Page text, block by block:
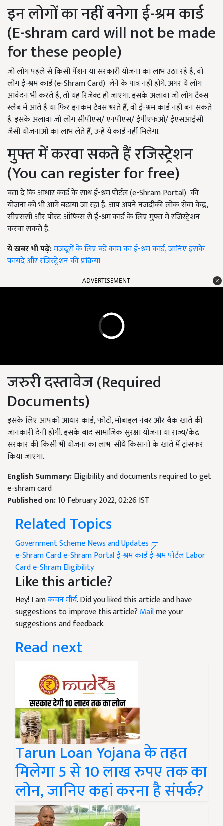
इन लोगों का नहीं बनेगा ई-श्रम कार्ड
(E-shram card will not be made
for these people)
जो लोग पहले से किसी पेंशन या सरकारी योजना का लाभ उठा रहे हैं, वो
लोग ई-श्रम कार्ड (e-Shram Card) लेने के पात्र नहीं होंगे. अगर ये लोग
आवेदन भी करते हैं, तो यह रिजेक्ट हो जाएगा. इसके अलावा जो लोग टैक्स
स्लैब में आते हैं या फिर इनकम टैक्स भरते हैं, वो ई-श्रम कार्ड नहीं बन सकते
हैं. इसके अलावा जो लोग सीपीएस/ एनपीएस/ ईपीएफओ/ ईएसआईसी
जैसी योजनाओं का लाभ लेते हैं, उन्हें ये कार्ड नहीं मिलेगा.
मुफ्त में करवा सकते हैं रजिस्ट्रेशन
(You can register for free)
बता दें कि आधार कार्ड के साथ ई-श्रम पोर्टल (e-Shram Portal) की
योजना को भी आगे बढ़ाया जा रहा है. आप अपने नजदीकी लोक सेवा केंद्र,
सीएससी और पोस्ट ऑफिस से ई-श्रम कार्ड के लिए मुफ्त में रजिस्ट्रेशन
करवा सकते हैं.
ये खबर भी पढ़ें:मजदूरों के लिए बड़े काम का ई-श्रम कार्ड, जानिए इसके
फायदे और रजिस्ट्रेशन की प्रक्रिया
ADVERTISEMENT
जरुरी दस्तावेज (Required
Documents)
इसके लिए आपको आधार कार्ड, फोटो, मोबाइल नंबर और बैंक खाते की
जानकारी देनी होगी. इसके बाद सामाजिक सुरक्षा योजना या राज्य/केंद्र
सरकार की किसी भी योजना का लाभ सीधे किसानों के खाते में ट्रांसफर
किया जाएगा.
English Summary:Eligibility and documents required to get
e-shram card
Published on:10 February 2022, 02:26 IST
Related Topics
Government Scheme News and Updates
e-Shram Carde-Shram Portalई-श्रम कार्डई-श्रम पोर्टलLabor
Carde-Shram Eligibility
Like this article?
Hey! I amकंचन मौर्य. Did you liked this article and have
suggestions to improve this article? Mailme your
suggestions and feedback.
Read next
Tarun Loan Yojana के तहत
मिलेगा 5 से 10 लाख रुपए तक का
लोन, जानिए कहां करना है संपर्क?